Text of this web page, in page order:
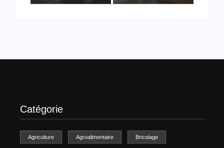
Catégorie
Agriculture Agroalimentaire Bricolage